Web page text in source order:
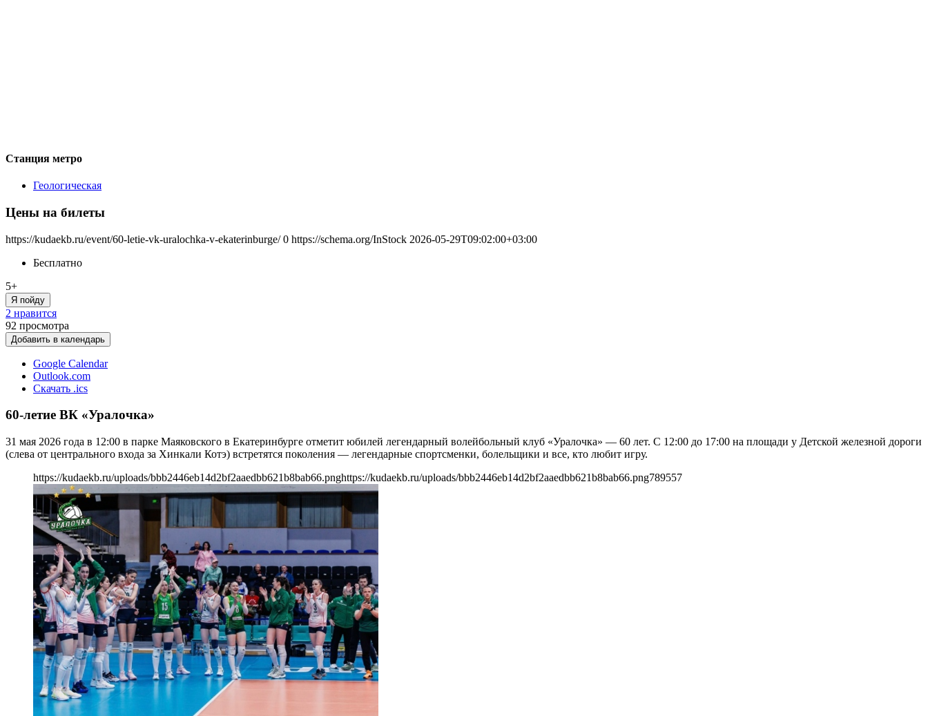
Станция метро
Геологическая
Цены на билеты
https://kudaekb.ru/event/60-letie-vk-uralochka-v-ekaterinburge/ 0 https://schema.org/InStock 2026-05-29T09:02:00+03:00
Бесплатно
5+
Я пойду
2 нравится
92 просмотра
Добавить в календарь
Google Calendar
Outlook.com
Скачать .ics
60-летие ВК «Уралочка»
31 мая 2026 года в 12:00 в парке Маяковского в Екатеринбурге отметит юбилей легендарный волейбольный клуб «Уралочка» — 60 лет. С 12:00 до 17:00 на площади у Детской железной дороги
(слева от центрального входа за Хинкали Котэ) встретятся поколения — легендарные спортсменки, болельщики и все, кто любит игру.
https://kudaekb.ru/uploads/bbb2446eb14d2bf2aaedbb621b8bab66.pnghttps://kudaekb.ru/uploads/bbb2446eb14d2bf2aaedbb621b8bab66.png789557